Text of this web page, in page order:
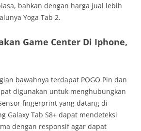
bahkan dengan harga jual lebih
Yoga Tab 2.
Game Center Di Iphone,
bawahnya terdapat POGO Pin dan
digunakan untuk menghubungkan
fingerprint yang datang di
Galaxy Tab S8+ dapat mendeteksi
dengan responsif agar dapat